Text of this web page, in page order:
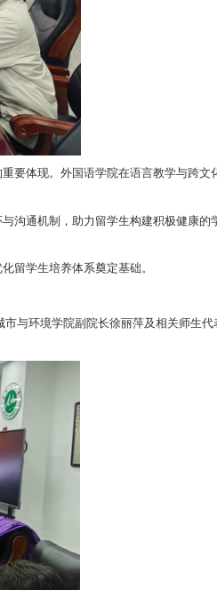
化水平的重要体现。外国语学院在
心理关怀与沟通机制，助力留学生
。
进一步优化留学生培养体系奠定基础
教授、城市与环境学院副院长徐丽